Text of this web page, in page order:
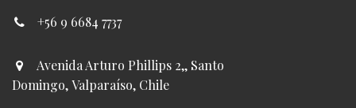
+56 9 6684 7737
Avenida Arturo Phillips 2,, Santo
Domingo,Valparaíso, Chile